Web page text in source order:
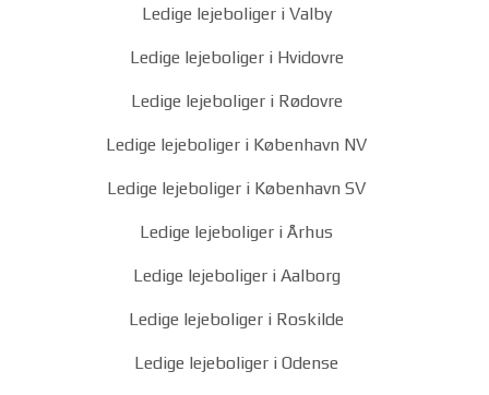
Ledige lejeboliger i Valby
Ledige lejeboliger i Hvidovre
Ledige lejeboliger i Rødovre
Ledige lejeboliger i København NV
Ledige lejeboliger i København SV
Ledige lejeboliger i Århus
Ledige lejeboliger i Aalborg
Ledige lejeboliger i Roskilde
Ledige lejeboliger i Odense